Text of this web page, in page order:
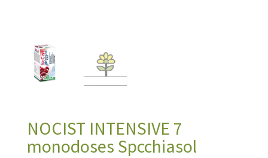
NOCIST INTENSIVE 7
monodoses Spcchiasol